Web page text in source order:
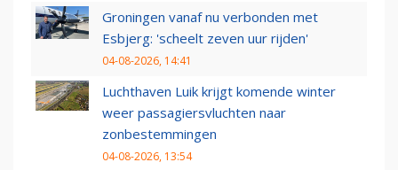
Groningen vanaf nu verbonden met
Esbjerg: 'scheelt zeven uur rijden'
04-08-2026, 14:41
Luchthaven Luik krijgt komende winter
weer passagiersvluchten naar
zonbestemmingen
04-08-2026, 13:54